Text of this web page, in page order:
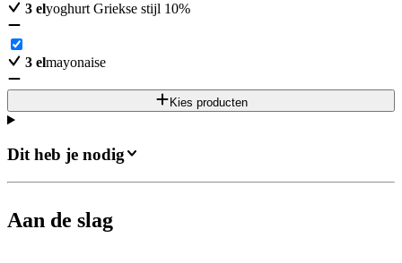
3 elyoghurt Griekse stijl 10%
3 elmayonaise
Kies producten
Dit heb je nodig
Aan de slag